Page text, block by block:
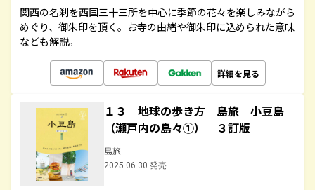
関西の名刹を西国三十三所を中心に季節の花々を楽しみながら
めぐり、御朱印を頂く。お寺の由緒や御朱印に込められた意味
なども解説。
詳細を見る
１３ 地球の歩き方 島旅 小豆島
（瀬戸内の島々①） ３訂版
島旅
2025.06.30 発売